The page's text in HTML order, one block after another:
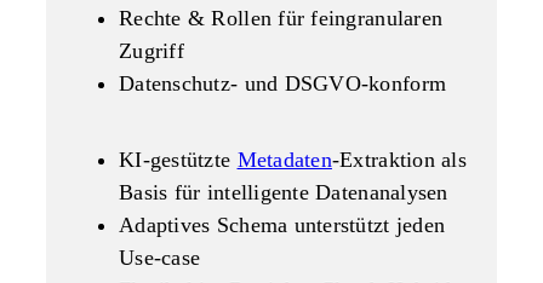
Rechte & Rollen für feingranularen
Zugriff
Datenschutz- und DSGVO-konform
KI-gestützte Metadaten-Extraktion als
Basis für intelligente Datenanalysen
Adaptives Schema unterstützt jeden
Use-case